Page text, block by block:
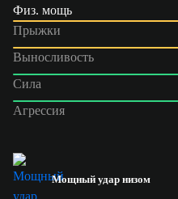
Физ. мощь
Прыжки
Выносливость
Сила
Агрессия
Мощный удар низом